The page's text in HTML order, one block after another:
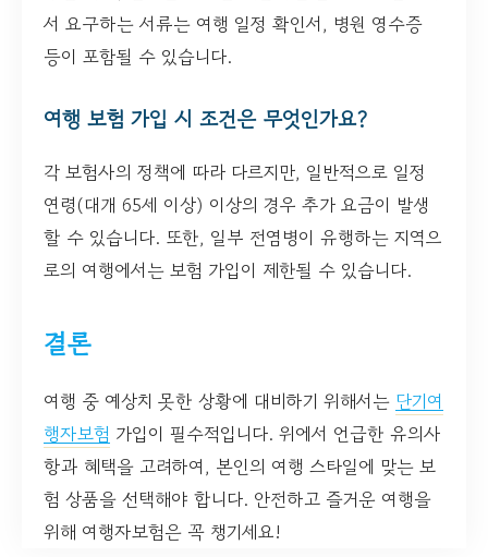
서 요구하는 서류는 여행 일정 확인서, 병원 영수증
등이 포함될 수 있습니다.
여행 보험 가입 시 조건은 무엇인가요?
각 보험사의 정책에 따라 다르지만, 일반적으로 일정
연령(대개 65세 이상) 이상의 경우 추가 요금이 발생
할 수 있습니다. 또한, 일부 전염병이 유행하는 지역으
로의 여행에서는 보험 가입이 제한될 수 있습니다.
결론
여행 중 예상치 못한 상황에 대비하기 위해서는 단기여
행자보험 가입이 필수적입니다. 위에서 언급한 유의사
항과 혜택을 고려하여, 본인의 여행 스타일에 맞는 보
험 상품을 선택해야 합니다. 안전하고 즐거운 여행을
위해 여행자보험은 꼭 챙기세요!